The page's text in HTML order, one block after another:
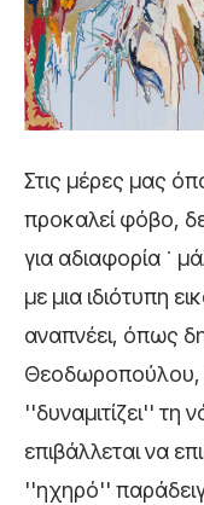
Στις μέρες μας
προκαλεί φόβο,
για αδιαφορία ˙
με μια ιδιότυπη
αναπνέει, όπως
Θεοδωροπούλου,
''δυναμιτίζει'' τη
επιβάλλεται να
''ηχηρό''